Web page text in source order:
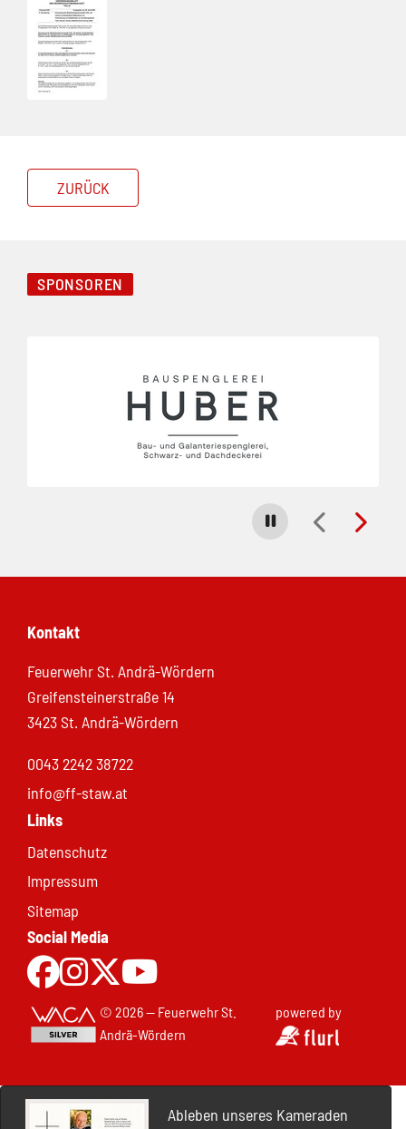
ZURÜCK
SPONSOREN
Carousel stoppen
Kontakt
Feuerwehr St. Andrä-Wördern
Greifensteinerstraße 14
3423 St. Andrä-Wördern
0043 2242 38722
info@ff-staw.at
Links
Datenschutz
Impressum
Sitemap
Social Media
Zur Facebookseite
Zu Instgram
Zu X.com
© 2026 — Feuerwehr St.
Andrä-Wördern
powered by
Ableben unseres Kameraden